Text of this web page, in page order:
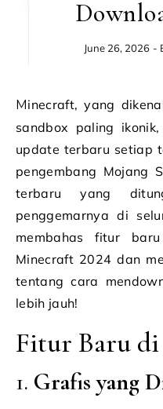
June 26, 2026 -
Minecraft, yang dikenal sebagai salah satu game
sandbox paling
update terbaru setiap
pengembang Mojang
terbaru yang
penggemarnya di
membahas fitur
Minecraft 2024 dan
tentang cara
lebih jauh!
Fitur Baru
1. Grafis yang